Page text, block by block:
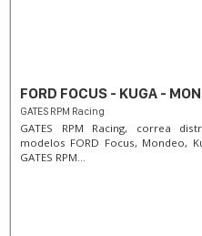
FORD FOCUS - KUGA -
GATES RPM Racing
GATES RPM Racing, correa
modelos FORD Focus, Mondeo,
GATES RPM...